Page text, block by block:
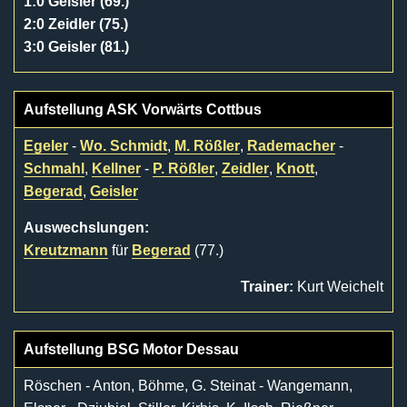
2:0 Zeidler (75.)
3:0 Geisler (81.)
Aufstellung ASK Vorwärts Cottbus
Egeler - Wo. Schmidt, M. Rößler, Rademacher -
Schmahl , Kellner - P. Rößler, Zeidler, Knott,
Begerad , Geisler
Auswechslungen:
Kreutzmann für Begerad (77.)
Trainer: Kurt Weichelt
Aufstellung BSG Motor Dessau
Röschen - Anton, Böhme, G. Steinat - Wangemann,